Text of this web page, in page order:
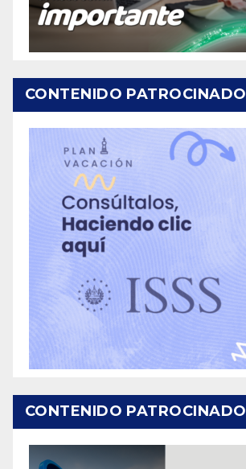
CONTENIDO PATROCINADO
CONTENIDO PATROCINADO